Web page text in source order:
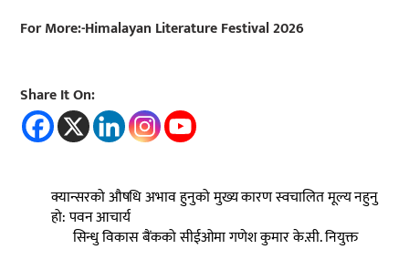
For More:-Himalayan Literature Festival 2026
Share It On:
क्यान्सरको औषधि अभाव हुनुको मुख्य कारण स्वचालित मूल्य नहुनु
हो: पवन आचार्य
सिन्धु विकास बैंकको सीईओमा गणेश कुमार के.सी. नियुक्त